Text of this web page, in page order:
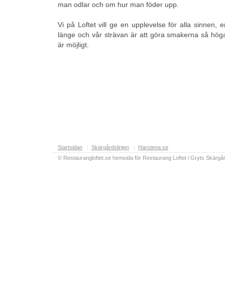
man odlar och om hur man föder upp.
Vi på Loftet vill ge en upplevelse för alla sinnen,
länge och vår strävan är att göra smakerna så
är möjligt.
Startsidan | Skärgårdslinjen | Harstena.se
© Restaurangloftet.se hemsida för Restaurang Loftet i Gryts